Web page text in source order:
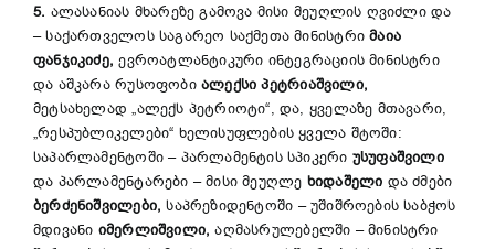
5. ალასანიას მხარეზე გამოვა მისი მეუღლის ღვიძლი და
– საქართველოს საგარეო საქმეთა მინისტრიმაია
ფანჯიკიძე, ევროატლანტიკური ინტეგრაციის მინისტრი
და აშკარა რუსოფობი ალექსი პეტრიაშვილი,
მეტსახელად „ალექს პეტრიოტი“, და, ყველაზე მთავარი,
„რესპუბლიკელები“ ხელისუფლების ყველა შტოში:
საპარლამენტოში – პარლამენტის სპიკერი უსუფაშვილი
და პარლამენტარები – მისი მეუღლე ხიდაშელი და ძმები
ბერძენიშვილები, საპრეზიდენტოში – უშიშროების საბჭოს
მდივანი იმერლიშვილი,აღმასრულებელში – მინისტრი